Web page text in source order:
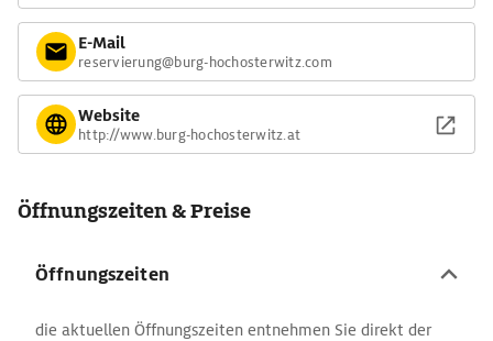
E-Mail
reservierung@burg-hochosterwitz.com
Website
http://www.burg-hochosterwitz.at
Öffnungszeiten & Preise
Öffnungszeiten
die aktuellen Öffnungszeiten entnehmen Sie direkt der